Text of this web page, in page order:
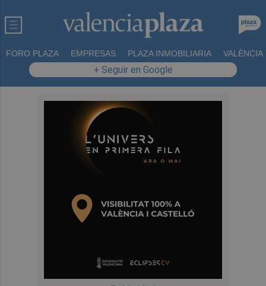
FORO PLAZA EMPRESAS PLAZA INMOBILIARIA VALÈNCIA
+ Seguir en Google